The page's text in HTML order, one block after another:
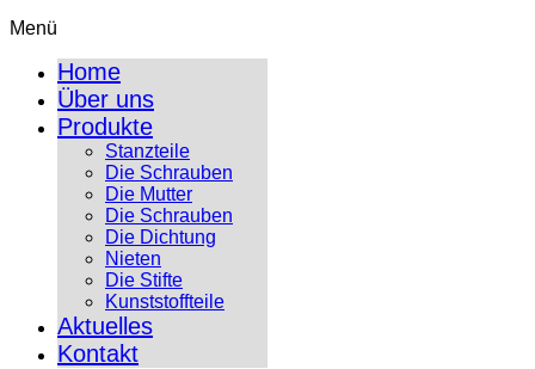
Menü
Home
Über uns
Produkte
Stanzteile
Die Schrauben
Die Mutter
Die Schrauben
Die Dichtung
Nieten
Die Stifte
Kunststoffteile
Aktuelles
Kontakt